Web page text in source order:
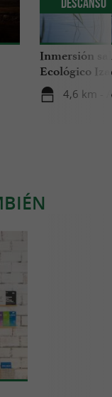
Inmersión
Ecológico
4,6 km -
Descanso